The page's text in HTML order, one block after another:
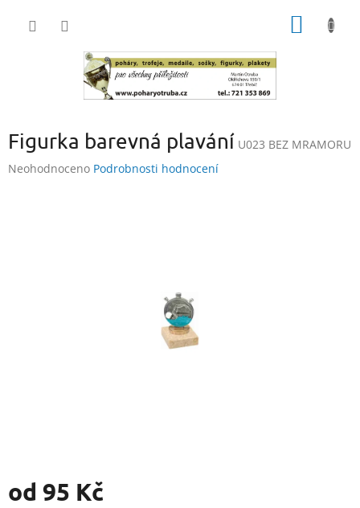
Figurka barevná plavání U023 BEZ MRAMORU
Průměrné
Neohodnoceno Podrobnosti hodnocení
od 95 Kč